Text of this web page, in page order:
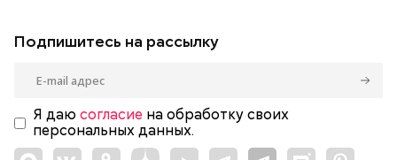
Подпишитесь на рассылку
Я даю согласие на обработку своих
персональных данных.